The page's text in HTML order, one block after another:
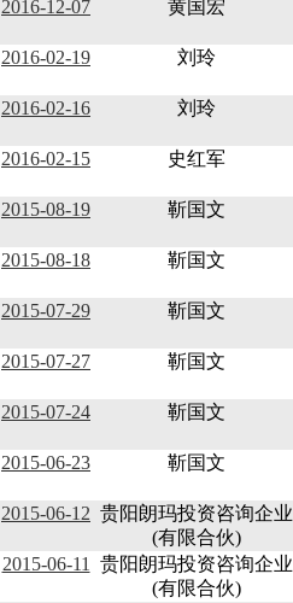
2016-12-07 黄国宏
2016-02-19 刘玲
2016-02-16 刘玲
2016-02-15 史红军
2015-08-19 靳国文
2015-08-18 靳国文
2015-07-29 靳国文
2015-07-27 靳国文
2015-07-24 靳国文
2015-06-23 靳国文
2015-06-12 贵阳朗玛投资咨询企业
(有限合伙)
2015-06-11
贵阳朗玛投资咨询企业
(有限合伙)